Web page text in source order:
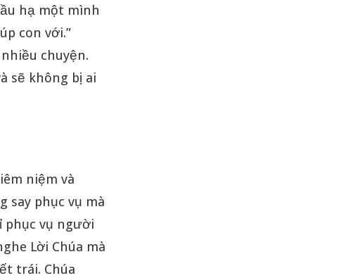
hạ một mình
con với.”
chuyện.
sẽ không bị ai
niệm và
say phục vụ mà
phục vụ người
Lời Chúa mà
trái. Chúa